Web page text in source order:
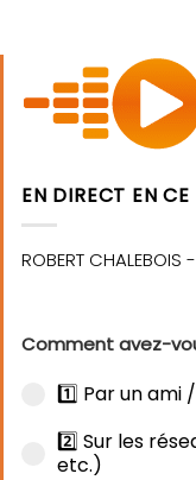
EN DIRECT EN
Comment avez-
1️⃣ Par un ami
2️⃣ Sur les
etc.)